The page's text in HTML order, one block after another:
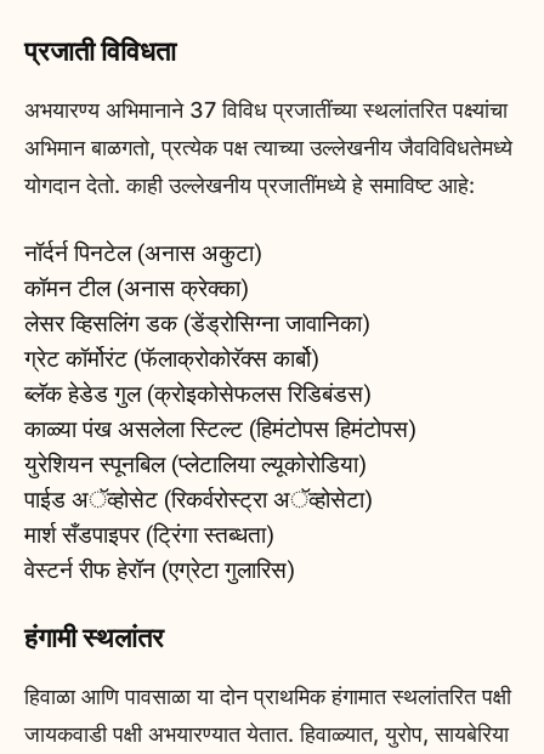
प्रजाती विविधता
अभयारण्य अभिमानाने 37 विविध प्रजातींच्या स्थलांतरित पक्ष्यांचा
अभिमान बाळगतो, प्रत्येक पक्ष त्याच्या उल्लेखनीय जैवविविधतेमध्ये
योगदान देतो. काही उल्लेखनीय प्रजातींमध्ये हे समाविष्ट आहे:
नॉर्दर्न पिनटेल (अनास अकुटा)
कॉमन टील (अनास क्रेक्का)
लेसर व्हिसलिंग डक (डेंड्रोसिग्ना जावानिका)
ग्रेट कॉर्मोरंट (फॅलाक्रोकोरॅक्स कार्बो)
ब्लॅक हेडेड गुल (क्रोइकोसेफलस रिडिबंडस)
काळ्या पंख असलेला स्टिल्ट (हिमंटोपस हिमंटोपस)
युरेशियन स्पूनबिल (प्लेटालिया ल्यूकोरोडिया)
पाईड अॅव्होसेट (रिकर्वरोस्ट्रा अॅव्होसेटा)
मार्श सँडपाइपर (ट्रिंगा स्तब्धता)
वेस्टर्न रीफ हेरॉन (एग्रेटा गुलारिस)
हंगामी स्थलांतर
हिवाळा आणि पावसाळा या दोन प्राथमिक हंगामात स्थलांतरित पक्षी
जायकवाडी पक्षी अभयारण्यात येतात. हिवाळ्यात, युरोप, सायबेरिया